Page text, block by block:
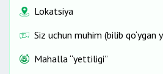
Lokatsiya
Siz uchun muhim (bilib qo‘ygan
Mahalla “yettiligi”